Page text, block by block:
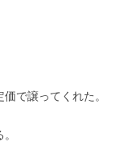
で譲ってくれた。